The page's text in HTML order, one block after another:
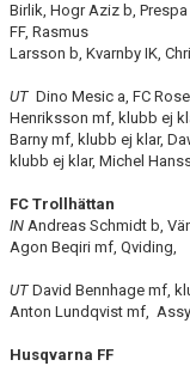
DOKUMENT
BILDER 2025
Birlik, Hogr Aziz b,
FF, Rasmus
Larsson b, Kvarnby IK,
UT Dino Mesic a, FC
Henriksson mf, klubb ej
Barny mf, klubb ej klar,
klubb ej klar, Michel
FC Trollhättan
IN Andreas Schmidt b,
Agon Beqiri mf, Qviding,
UT David Bennhage mf,
Anton Lundqvist mf,
Husqvarna FF